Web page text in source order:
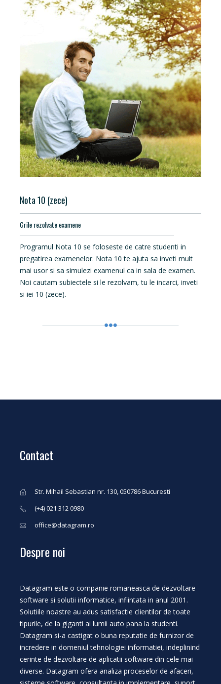
Nota 10 (zece)
Grile rezolvate examene
Programul Nota 10 se foloseste de catre studenti in
pregatirea examenelor. Nota 10 te ajuta sa inveti mult
mai usor si sa simulezi examenul ca in sala de examen.
Noi cautam subiectele si le rezolvam, tu le incarci, inveti
si iei 10 (zece).
Contact
Str. Mihail Sebastian nr. 130, 050786 Bucuresti
(+4) 021 312 0980
office@datagram.ro
Despre noi
Datagram este o companie romaneasca de dezvoltare
software si solutii informatice, infiintata in anul 2001.
Solutiile noastre au adus satisfactie clientilor de toate
tipurile, de la giganti ai lumii auto pana la studenti.
Datagram si-a castigat o buna reputatie de furnizor de
incredere in domeniul tehnologiei informatiei, indeplinind
cerinte de dezvoltare de aplicatii software din cele mai
diverse. Datagram ofera analiza proceselor de afaceri,